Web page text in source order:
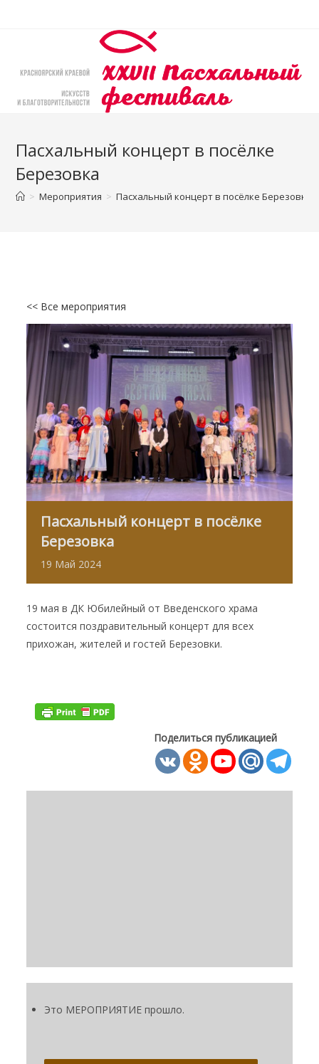
Пасхальный концерт в посёлке
Березовка
> Мероприятия > Пасхальный концерт в посёлке Березовка
<< Все мероприятия
Пасхальный концерт в посёлке
Березовка
19 Май 2024
19 мая в ДК Юбилейный от Введенского храма
состоится поздравительный концерт для всех
прихожан, жителей и гостей Березовки.
Поделиться публикацией
Это МЕРОПРИЯТИЕ прошло.